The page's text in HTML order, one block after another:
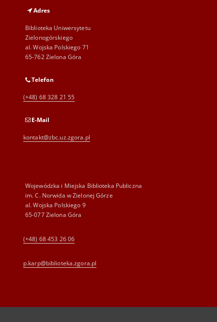
Adres
Biblioteka Uniwersytetu
Zielonogórskiego
al. Wojska Polskiego 71
65-762 Zielona Góra
Telefon
(+48) 68 328 21 55
E-Mail
kontakt@zbc.uz.zgora.pl
Wojewódzka i Miejska Biblioteka Publiczna
im. C. Norwida w Zielonej Górze
al. Wojska Polskiego 9
65-077 Zielona Góra
(+48) 68 453 26 06
p.karp@biblioteka.zgora.pl